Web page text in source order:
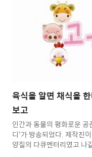
을 통해 공급된 개고기를
활동성이 강한 동물이어서
해 병에 잘 걸리는 것으로
육식을 알면 채식을
보고
인간과 동물의 평화로운
디'가 방송되었다. 제작진
양질의 다큐멘터리였고 나
적인 방송이었다고 생각한